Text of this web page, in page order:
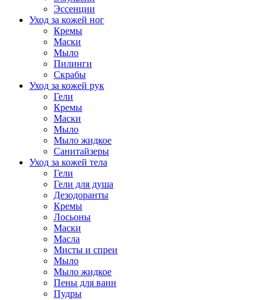
Эссенции
Уход за кожей ног
Кремы
Маски
Мыло
Пилинги
Скрабы
Уход за кожей рук
Гели
Кремы
Маски
Мыло
Мыло жидкое
Санитайзеры
Уход за кожей тела
Гели
Гели для душа
Дезодоранты
Кремы
Лосьоны
Маски
Масла
Мисты и спреи
Мыло
Мыло жидкое
Пены для ванн
Пудры